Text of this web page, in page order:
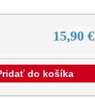
15,90 €